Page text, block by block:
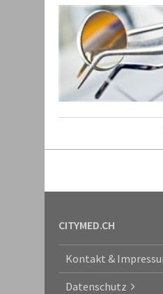
CITYMED.CH
Kontakt &
Datenschutz